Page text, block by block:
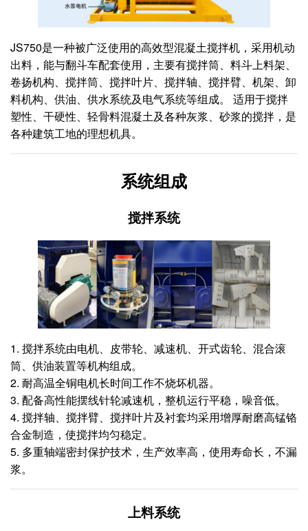
JS750是一种被广泛使用的高效型混凝土搅拌机，采用机动
出料，能与翻斗车配套使用，主要有搅拌筒、料斗上料架、
卷扬机构、搅拌筒、搅拌叶片、搅拌轴、搅拌臂、机架、卸
料机构、供油、供水系统及电气系统等组成。 适用于搅拌
塑性、干硬性、轻骨料混凝土及各种灰浆、砂浆的搅拌，是
各种建筑工地的理想机具。
系统组成
搅拌系统
1. 搅拌系统由电机、皮带轮、减速机、开式齿轮、混合滚
筒、供油装置等机构组成。
2. 耐高温全铜电机长时间工作不烧坏机器。
3. 配备高性能摆线针轮减速机，整机运行平稳，噪音低。
4. 搅拌轴、搅拌臂、搅拌叶片及衬套均采用增厚耐磨高锰铬
合金制造，使搅拌均匀稳定。
5. 多重轴端密封保护技术，生产效率高，使用寿命长，不漏
浆。
上料系统